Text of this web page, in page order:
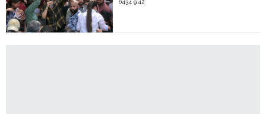
6434 9:42